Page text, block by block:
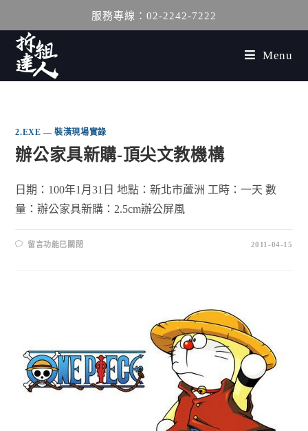
服務專線：02-2242-7222
Menu
2.EXE — 裝潢現場實錄
辦公家具新購-頂尖文教機構
日期：100年1月31日 地點：新北市蘆洲 工時：一天 數
量：辦公家具新購：2.5cm辦公屏風
留言功能已關閉 2011-04-15